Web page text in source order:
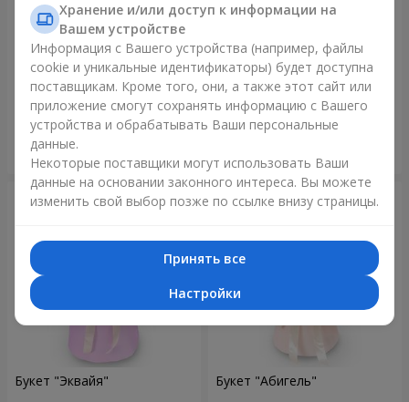
Букет "Kamaliya"
3 412 грн
Букет "Moon Dance"
2 570 грн
Букет "Эквайя" Букет "Абигель"
Хранение и/или доступ к информации на
Вашем устройстве
Информация с Вашего устройства (например, файлы
cookie и уникальные идентификаторы) будет доступна
поставщикам. Кроме того, они, а также этот сайт или
приложение смогут сохранять информацию с Вашего
устройства и обрабатывать Ваши персональные
данные.
Некоторые поставщики могут использовать Ваши
данные на основании законного интереса. Вы можете
изменить свой выбор позже по ссылке внизу страницы.
Принять все
Настройки